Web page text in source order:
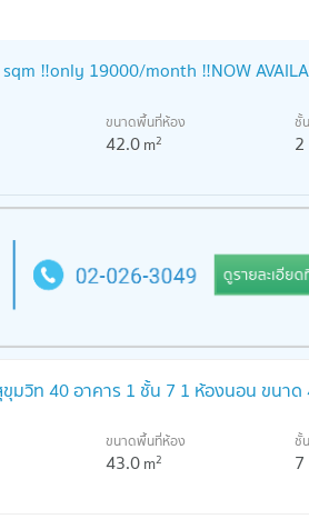
‼️only 19000/month ‼️NOW
ขนาดพื้นที่ห้อง
42.0m2
ชั้น
2
ขุมวิท 40 อาคาร 1 ชั้น 7 1 ห้องนอน ขนา
ขนาดพื้นที่ห้อง
43.0m2
ชั้น
7